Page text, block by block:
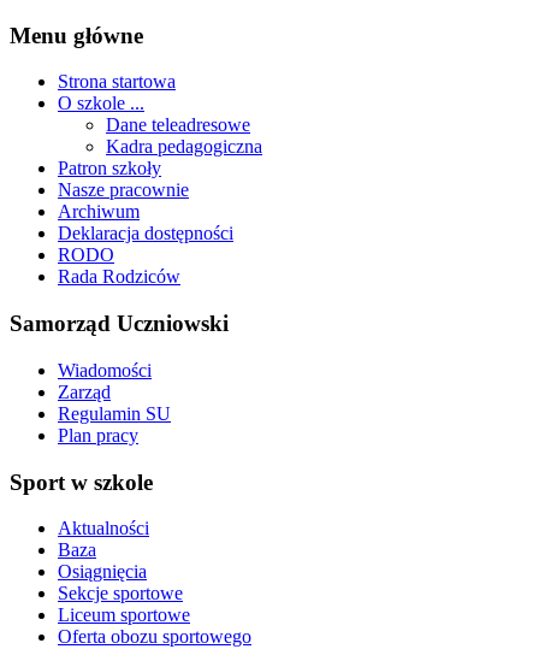
Menu główne
Strona startowa
O szkole ...
Dane teleadresowe
Kadra pedagogiczna
Patron szkoły
Nasze pracownie
Archiwum
Deklaracja dostępności
RODO
Rada Rodziców
Samorząd Uczniowski
Wiadomości
Zarząd
Regulamin SU
Plan pracy
Sport w szkole
Aktualności
Baza
Osiągnięcia
Sekcje sportowe
Liceum sportowe
Oferta obozu sportowego